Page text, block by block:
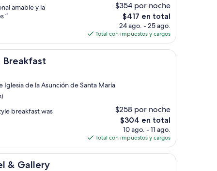
amable y la
”
$354 por noche
El
precio
actual
es
de
$417 en total
24 ago. - 25 ago.
Total con impuestos y cargos
Breakfast
de la Asunción de Santa María
breakfast was
$258 por noche
El
precio
actual
es
de
$304 en total
10 ago. - 11 ago.
Total con impuestos y cargos
& Gallery